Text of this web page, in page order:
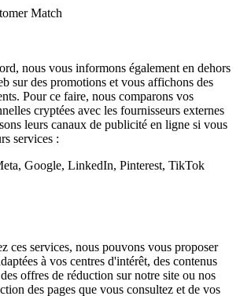
Match
nous vous informons également en dehors
sur des promotions et vous affichons des
Pour ce faire, nous comparons vos
cryptées avec les fournisseurs externes
leurs canaux de publicité en ligne si vous
services :
Google, LinkedIn, Pinterest, TikTok
ces services, nous pouvons vous proposer
à vos centres d'intérêt, des contenus
offres de réduction sur notre site ou nos
des pages que vous consultez et de vos